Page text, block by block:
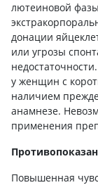
лютеиновой
донации
или угрозы
у женщин с
наличием
анамнезе.
применения
Повышенная